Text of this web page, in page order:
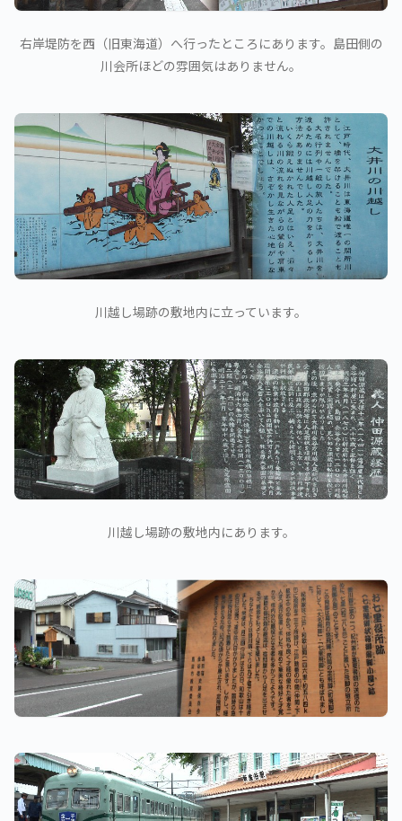
右岸堤防を西（旧東海道）へ行ったところにあります。島田側の
川会所ほどの雰囲気はありません。
川越し場跡の敷地内に立っています。
川越し場跡の敷地内にあります。